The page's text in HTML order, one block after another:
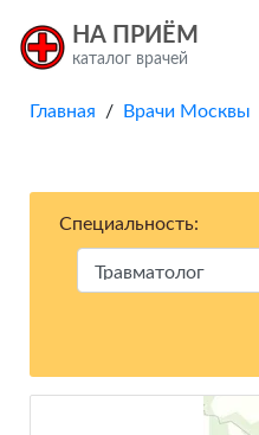
НА ПРИЁМ
каталог врачей
Главная / Врачи Москвы
Специальность: